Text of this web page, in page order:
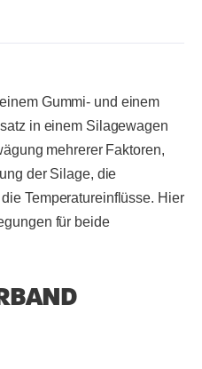
Gummi- und einem
in einem Silagewagen
mehrerer Faktoren,
der Silage, die
Temperatureinflüsse. Hier
für beide